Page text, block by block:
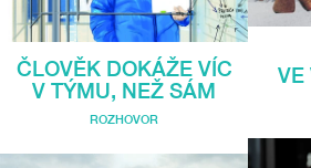
ČLOVĚK DOKÁŽE VÍC
V TÝMU, NEŽ SÁM
ROZHOVOR
VE